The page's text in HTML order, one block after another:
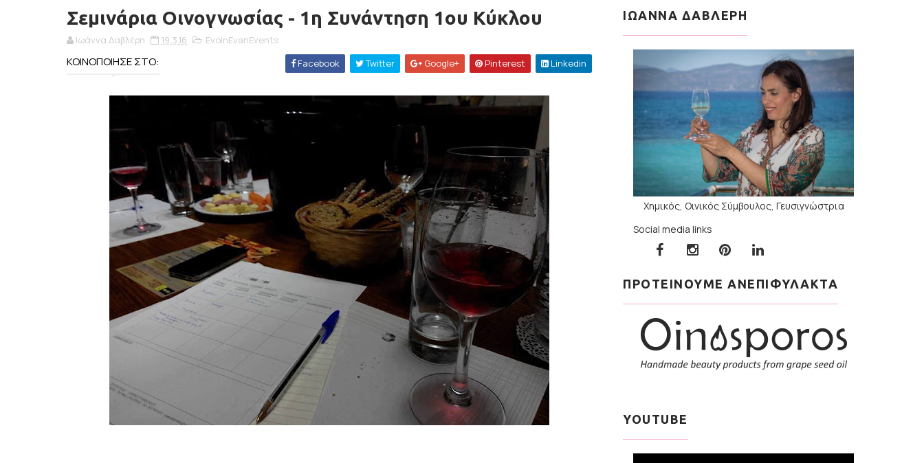
Σεμινάρια Οινογνωσίας - 1η Συνάντηση 1ου Κύκλου
Ιωάννα Δαβλέρη 19.3.16 EvoinEvanEvents
ΚΟΙΝΟΠΟΙΗΣΕ ΣΤΟ: Facebook Twitter Google+ Pinterest Linkedin
ΙΩΑΝΝΑ ΔΑΒΛΕΡΗ
Χημικός, Οινικός Σύμβουλος, Γευσιγνώστρια
Social media links
ΠΡΟΤΕΙΝΟΥΜΕ ΑΝΕΠΙΦΥΛΑΚΤΑ
YOUTUBE